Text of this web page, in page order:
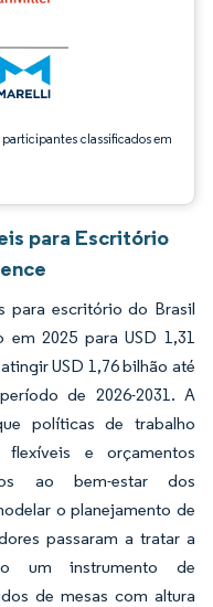
classificados em
para Escritório
para escritório do Brasil
em 2025 para USD 1,31
USD 1,76 bilhão até
de 2026-2031. A
políticas de trabalho
e orçamentos
ao bem-estar dos
o planejamento de
passaram a tratar a
um instrumento de
de mesas com altura